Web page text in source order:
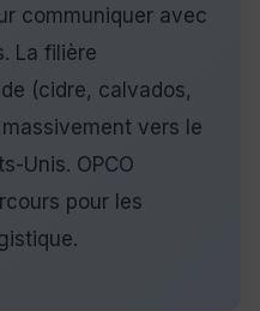
communiquer avec
La filière
(cidre, calvados,
vers le
Unis. OPCO
pour les